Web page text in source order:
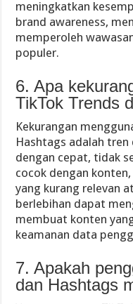
meningkatkan
brand awareness,
memperoleh
populer.
6. Apa
TikTok Trends
Kekurangan
Hashtags adalah
dengan cepat, tidak
cocok dengan
yang kurang relevan
berlebihan dapat
membuat konten
keamanan data
7. Apakah
dan Hashtags